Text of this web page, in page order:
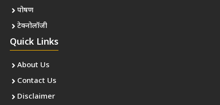
पोषण
टेक्नोलॉजी
Quick Links
About Us
Contact Us
Disclaimer